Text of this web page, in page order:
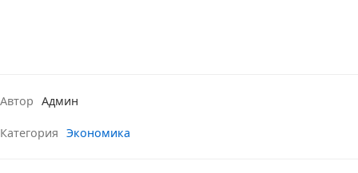
Автор Админ
Категория Экономика